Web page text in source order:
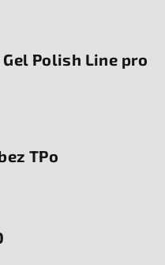
Polish Line pro
TPo